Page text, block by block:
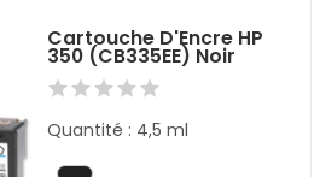
Cartouche D'Encre HP
350 (CB335EE) Noir
Quantité : 4,5 ml